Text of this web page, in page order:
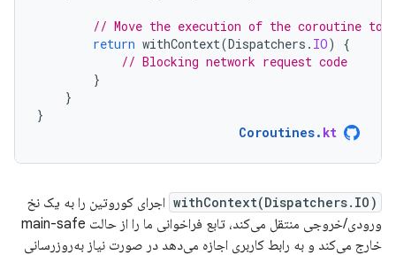
// Move the execution of the coroutine to
return withContext(Dispatchers . IO)
{
// Blocking network request code
}
}
}
Coroutines. kt
withContext(Dispatchers.IO) اجرای کوروتین را به یک نخ
ورودی/خروجی منتقل می‌کند، تابع فراخوانی ما را از حالت main-safe
خارج می‌کند و به رابط کاربری اجازه می‌دهد در صورت نیاز به‌روزرسانی